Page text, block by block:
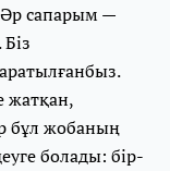
Әр сапарым —
жатқан,
бұл жобаның
болады: бір-